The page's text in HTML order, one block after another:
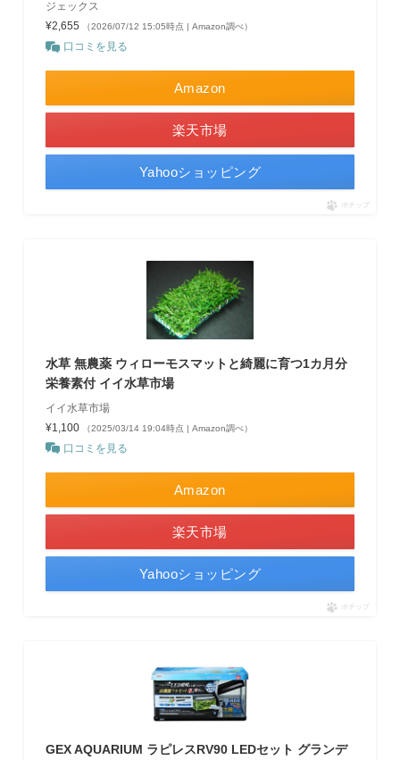
ジェックス
¥2,655
（2026/07/12 15:05時点 | Amazon調べ）
口コミを見る
Amazon
楽天市場
Yahooショッピング
ポチップ
水草 無農薬 ウィローモスマットと綺麗に育つ1カ月分
栄養素付 イイ水草市場
イイ水草市場
¥1,100
（2025/03/14 19:04時点 | Amazon調べ）
口コミを見る
Amazon
楽天市場
Yahooショッピング
ポチップ
GEX AQUARIUM ラピレスRV90 LEDセット グランデ